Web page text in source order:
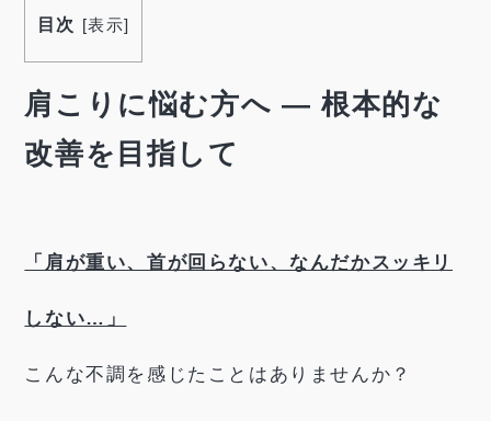
目次 [表示]
肩こりに悩む方へ ― 根本的な
改善を目指して
「肩が重い、首が回らない、なんだかスッキリ
しない…」
こんな不調を感じたことはありませんか？